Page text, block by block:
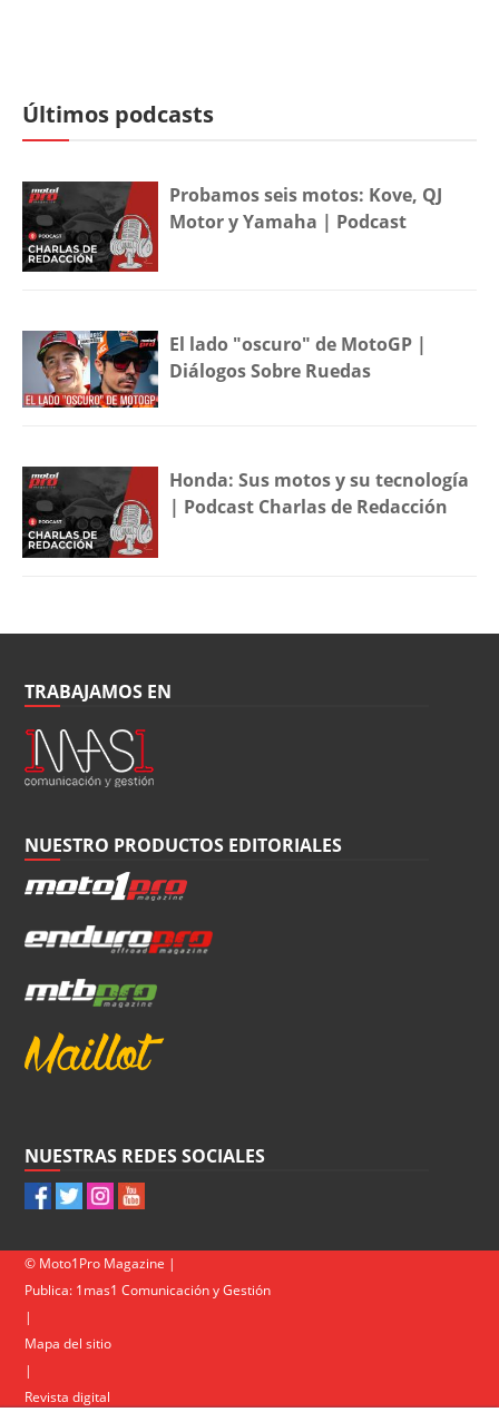
Últimos podcasts
Probamos seis motos: Kove, QJ
Motor y Yamaha | Podcast
El lado "oscuro" de MotoGP |
Diálogos Sobre Ruedas
Honda: Sus motos y su tecnología
| Podcast Charlas de Redacción
TRABAJAMOS EN
NUESTRO PRODUCTOS EDITORIALES
NUESTRAS REDES SOCIALES
© Moto1Pro Magazine |
Publica: 1mas1 Comunicación y Gestión
|
Mapa del sitio
|
Revista digital